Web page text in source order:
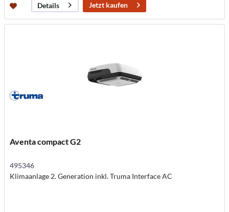
Details Jetzt kaufen
Aventa compact G2
495346
Klimaanlage 2. Generation inkl. Truma Interface AC